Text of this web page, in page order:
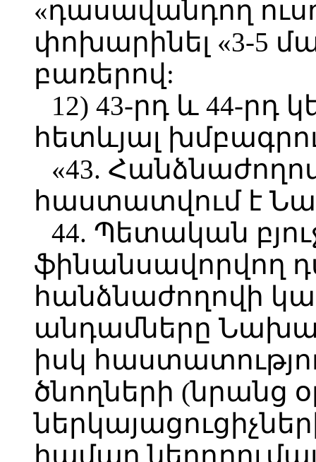
«դասավանդող
փոխարինել «3-5
բառերով:
12) 43-րդ և 44-րդ
հետևյալ
«43.
հաստատվում է
44. Պետական
ֆինանսավորվող
հանձնաժողովի
անդամները
իսկ
ծնողների (նրանց
համար